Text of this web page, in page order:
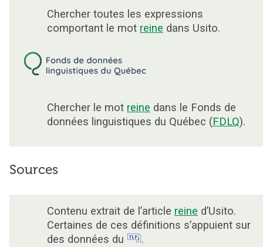
Chercher toutes les expressions
comportant le mot reine dans Usito.
Chercher le mot reine dans le Fonds de
données linguistiques du Québec (FDLQ).
Sources
Contenu extrait de l’article reine d’Usito.
Certaines de ces définitions s’appuient sur
des données du
.